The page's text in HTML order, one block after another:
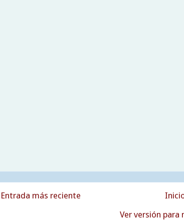
Entrada más reciente
Ver versión para